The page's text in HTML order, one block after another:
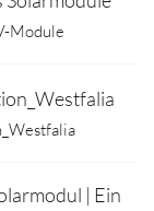
Module